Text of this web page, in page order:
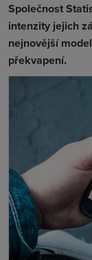
Společnost
intenzity jejich
nejnovější
překvapení.